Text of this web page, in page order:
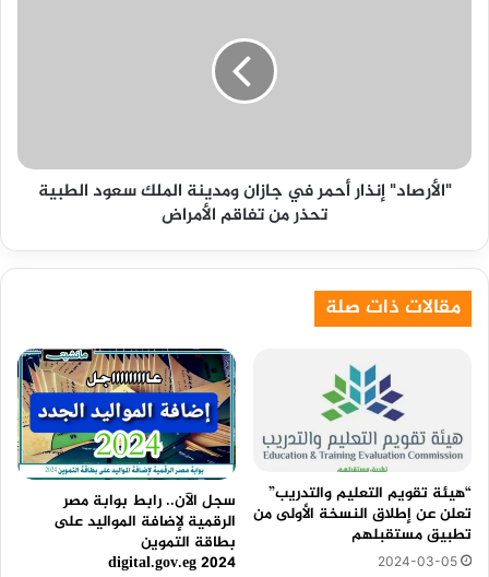
الطبية
تحذر"الأرصاد" إنذار أحمر في جازان ومدينة الملك سعود الطبية
تحذر من تفاقم الأمراض
مقالات ذات صلة
“هيئة تقويم التعليم والتدريب”
تعلن عن إطلاق النسخة الأولى من
تطبيق مستقبلهم
2024-03-05
سجل الآن.. رابط بوابة مصر
الرقمية لإضافة المواليد على
بطاقة التموين
2024 digital.gov.eg